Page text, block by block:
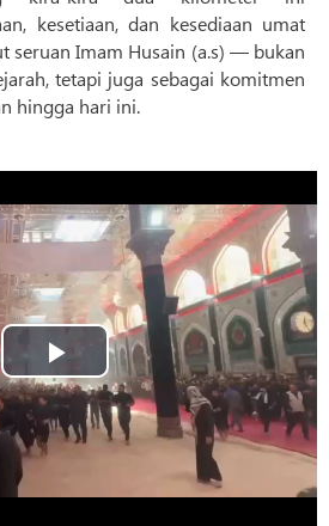
kesetiaan, dan kesediaan umat
seruan Imam Husain (a.s) — bukan
tetapi juga sebagai komitmen
hingga hari ini.
Play
Video